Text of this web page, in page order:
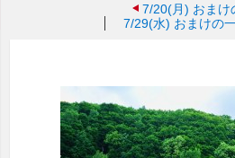
7/20(月) おまけ
7/29(水) おまけの